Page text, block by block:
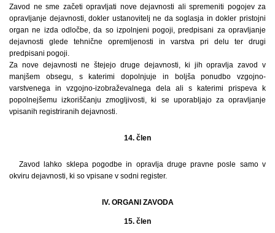
Zavod ne sme začeti opravljati nove dejavnosti ali spremeniti pogojev za
opravljanje dejavnosti, dokler ustanovitelj ne da soglasja in dokler pristojni
organ ne izda odločbe, da so izpolnjeni pogoji, predpisani za opravljanje
dejavnosti glede tehnične opremljenosti in varstva pri delu ter drugi
predpisani pogoji.
Za nove dejavnosti ne štejejo druge dejavnosti, ki jih opravlja zavod v
manjšem obsegu, s katerimi dopolnjuje in boljša ponudbo vzgojno-
varstvenega in vzgojno-izobraževalnega dela ali s katerimi prispeva k
popolnejšemu izkoriščanju zmogljivosti, ki se uporabljajo za opravljanje
vpisanih registriranih dejavnosti.
14. člen
Zavod lahko sklepa pogodbe in opravlja druge pravne posle samo v
okviru dejavnosti, ki so vpisane v sodni register.
IV. ORGANI ZAVODA
15. člen